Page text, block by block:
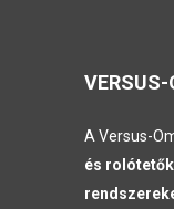
VERSUS-
A Versus-
és